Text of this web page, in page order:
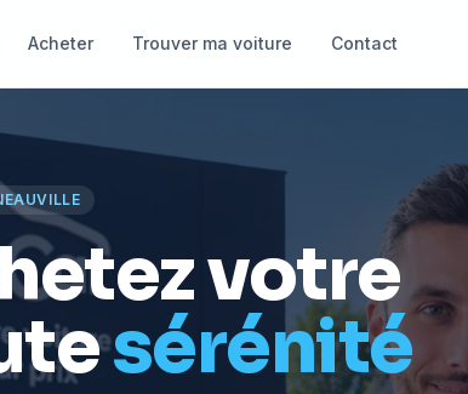
Acheter Trouver ma voiture Contact
votre
sérénité